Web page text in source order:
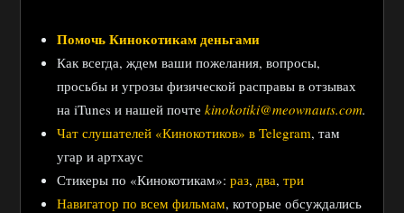
Помочь Кинокотикам деньгами
Как всегда, ждем ваши пожелания, вопросы,
просьбы и угрозы физической расправы в отзывах
на iTunes и нашей почте kinokotiki@meownauts.com.
Чат слушателей «Кинокотиков» в Telegram, там
угар и артхаус
Стикеры по «Кинокотикам»: раз, два, три
Навигатор по всем фильмам, которые обсуждались